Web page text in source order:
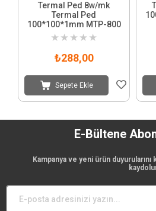
Termal Ped 8w/mk
Termal Ped
100*100*1mm MTP-800
★ ★ ★ ★ ★
₺288,00
Sepete Ekle
E-Bültene
Kampanya ve yeni ürün